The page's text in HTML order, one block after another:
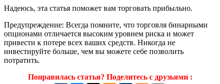
Надеюсь, эта статья поможет вам торговать прибыльно.
Предупреждение: Всегда помните, что торговля бинарными
опционами отличается высоким уровнем риска и может
привести к потере всех ваших средств. Никогда не
инвестируйте больше, чем вы можете себе позволить
потратить.
Понравилась статья? Поделитесь с друзьями :